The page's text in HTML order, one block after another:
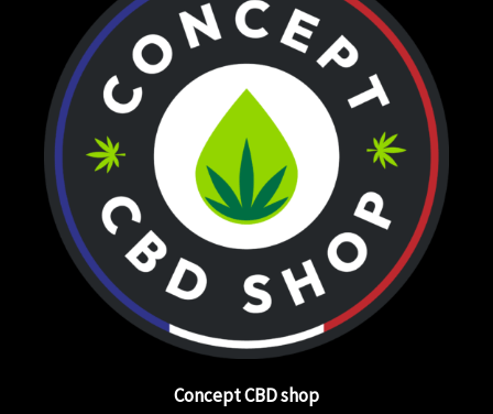
Concept CBD shop